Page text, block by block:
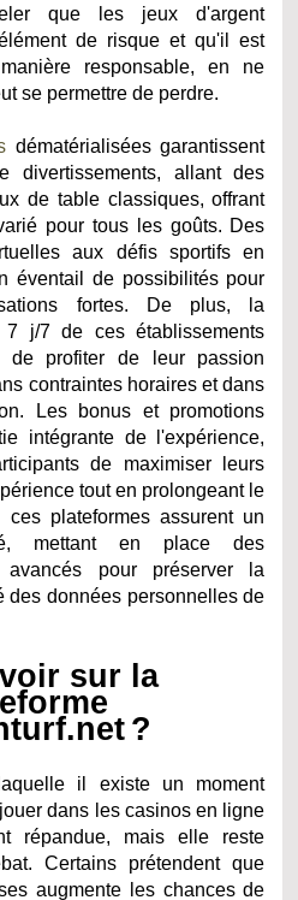
que les jeux d'argent
de risque et qu'il est
responsable, en ne
se permettre de perdre.
dématérialisées garantissent
divertissements, allant des
de table classiques, offrant
pour tous les goûts. Des
aux défis sportifs en
éventail de possibilités pour
fortes. De plus, la
j/7 de ces établissements
de profiter de leur passion
contraintes horaires et dans
Les bonus et promotions
intégrante de l'expérience,
de maximiser leurs
tout en prolongeant le
plateformes assurent un
mettant en place des
pour préserver la
des données personnelles de
sur la
?
il existe un moment
dans les casinos en ligne
répandue, mais elle reste
Certains prétendent que
augmente les chances de